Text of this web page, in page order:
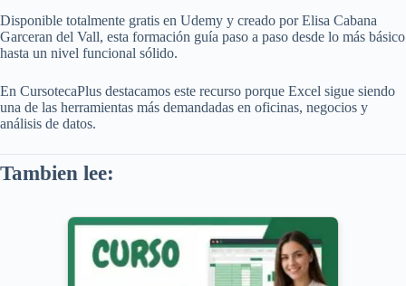
Disponible totalmente gratis en Udemy y creado por Elisa Cabana
Garceran del Vall, esta formación guía paso a paso desde lo más básico
hasta un nivel funcional sólido.
En CursotecaPlus destacamos este recurso porque Excel sigue siendo
una de las herramientas más demandadas en oficinas, negocios y
análisis de datos.
Tambien lee: